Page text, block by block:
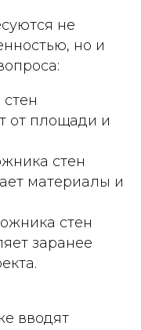
не
но и
от площади и
стен
материалы и
стен
заранее
вводят